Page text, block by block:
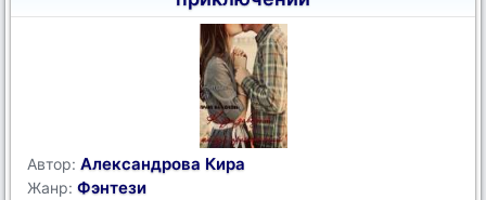
Автор: Александрова Кира
Жанр: Фэнтези